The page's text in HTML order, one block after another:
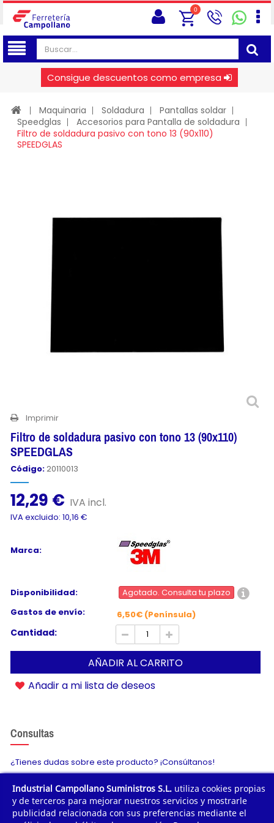
0
Consigue descuentos como empresa
Maquinaria Soldadura
Pantallas soldar
Speedglas
Accesorios para Pantalla de soldadura
Filtro de soldadura pasivo con tono 13 (90x110)
SPEEDGLAS
Imprimir
Filtro de soldadura pasivo con tono 13 (90x110)
SPEEDGLAS
Código:20110013
12,29 € IVA incl.
IVA excluido: 10,16 €
Marca:
Disponibilidad:
Agotado. Consulta tu plazo
Gastos de envío:
6,50€ (Península)
Cantidad:
AÑADIR AL CARRITO
Añadir a mi lista de deseos
Consultas
¿Tienes dudas sobre este producto? ¡Consúltanos!
Envíanos tu consulta
Industrial Campollano Suministros S.L. utiliza cookies propias
y de terceros para mejorar nuestros servicios y mostrarle
publicidad relacionada con sus preferencias mediante el